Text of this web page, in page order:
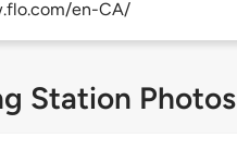
en-CA/
Station Photos